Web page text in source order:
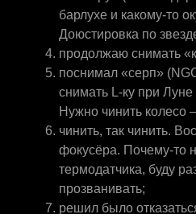
барлухе и какому-то
Доюстировка по
продолжаю снимать
поснимал «серп»
снимать L-ку при Луне
Нужно чинить колесо
чинить, так чинить.
фокусёра. Почему-то
термодатчика, буду
прозванивать;
решил было